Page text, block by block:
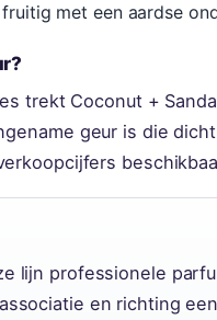
met een aardse
trekt Coconut +
geur is die
lijn professionele
en richting